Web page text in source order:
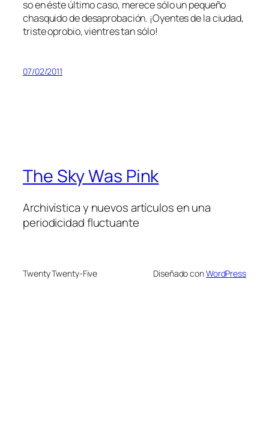
so en és­te úl­ti­mo ca­so, me­re­ce só­lo un pe­que­ño
chas­qui­do de des­apro­ba­ción. ¡Oyentes de la ciu­dad,
tris­te opro­bio, vien­tres tan sólo!
07/02/2011
The Sky Was Pink
Archivística y nuevos artículos en una
periodicidad fluctuante
Twenty Twenty-Five Diseñado conWordPress